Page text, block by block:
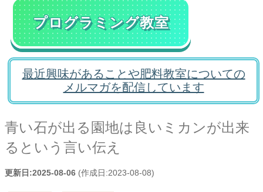
プログラミング教室
最近興味があることや肥料教室についての
メルマガを配信しています
青い石が出る園地は良いミカンが出来
るという言い伝え
更新日:2025-08-06 (作成日:2023-08-08)